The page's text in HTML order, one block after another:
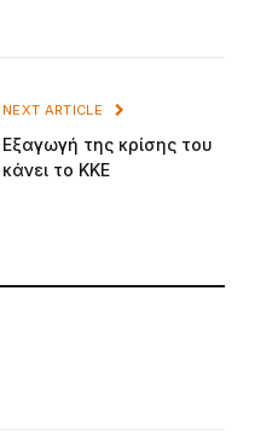
NEXT ARTICLE
Εξαγωγή της κρίσης του
κάνει το ΚΚΕ